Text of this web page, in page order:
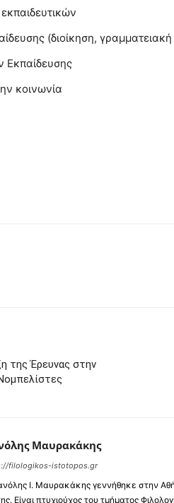
(διοίκηση,
Εκπαίδευσης
κοινωνία
της Έρευνας στην
Μαυρακάκης
filologikos-istotopos.gr
I. Μαυρακάκης γεννήθηκε στην
Είναι πτυχιούχος του τμήματος